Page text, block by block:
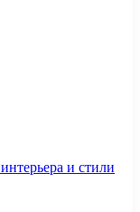
и стили